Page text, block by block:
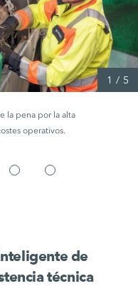
la pena por la alta
operativos.
1 / 5
de
técnica